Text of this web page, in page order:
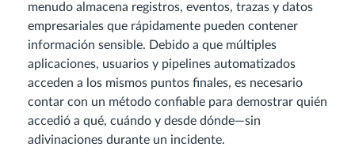
menudo almacena registros, eventos, trazas y datos
empresariales que rápidamente pueden contener
información sensible. Debido a que múltiples
aplicaciones, usuarios y pipelines automatizados
acceden a los mismos puntos finales, es necesario
contar con un método confiable para demostrar quién
accedió a qué, cuándo y desde dónde—sin
adivinaciones durante un incidente.